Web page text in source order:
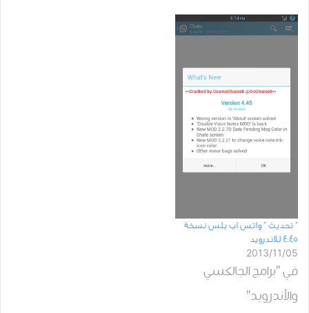
” تحديث ” واتس اب بلس نسخة
4.45 للاندرويد
2013/11/05
في "برامج الجالكسي
والأندرويد"